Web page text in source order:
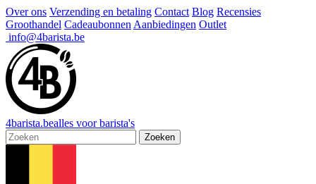
Over ons Verzending en betaling Contact Blog Recensies
Groothandel Cadeaubonnen Aanbiedingen Outlet
info@4barista.be
4barista.bealles voor barista's
Zoeken